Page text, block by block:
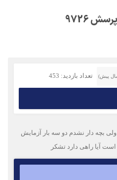
9726
تعداد بازدید: 453
ولی بچه دار نشدم دو سه بار آزمایش